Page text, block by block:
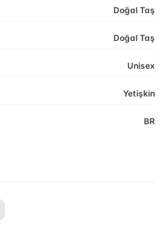
Doğal Taş
Doğal Taş
Unisex
Yetişkin
BR